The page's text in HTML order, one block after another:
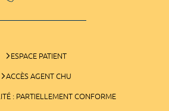
ESPACE PATIENT
ACCÈS AGENT CHU
: PARTIELLEMENT CONFORME